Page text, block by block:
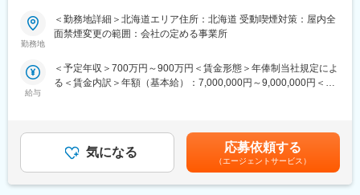
期待しています。
北海道札幌市清田区真栄363番24
非臨床試験及び臨床試験の開発業務受託機関（CRO)
■業務内容
規開拓の場合は、病院にお伺いして医師に会い製品についてお話
をします。開拓できる確率は２０％ほどですが、一度使っていた
＜一日の流れ＞
午前：医療機器の販売代理店に赴き情報収集⇒1件病院訪問
午後：2件病院訪問⇒手術立ち合い
＜製品情報＞
勤務地
＜勤務地詳細＞北海道エリア住所：北海道 受動喫煙対策：屋内全
面禁煙変更の範囲：会社の定める事業所
給与
＜予定年収＞700万円～900万円＜賃金形態＞年俸制当社規定によ
る＜賃金内訳＞年額（基本給）：7,000,000円～9,000,000円＜月
であり、選考を通じて上下する可能性があります。月給(月額)は固
定手当を含めた表記です。
気になる 応募依頼する
（エージェントサービス）